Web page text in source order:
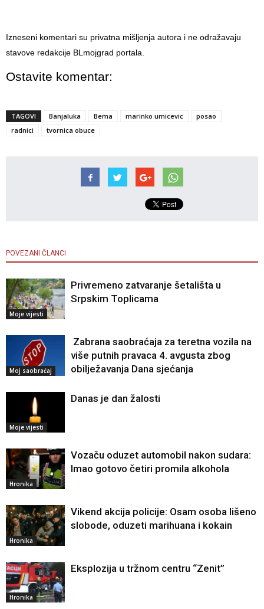
Izneseni komentari su privatna mišljenja autora i ne odražavaju
stavove redakcije BLmojgrad portala.
Ostavite komentar:
TAGOVI Banjaluka Bema marinko umicevic
posao
radnici
tvornica obuce
POVEZANI ČLANCI
Moje vijesti
Privremeno zatvaranje šetališta u
Srpskim Toplicama
Moj saobraćaj
Zabrana saobraćaja za teretna vozila na
više putnih pravaca 4. avgusta zbog
obilježavanja Dana sjećanja
Moje vijesti
Danas je dan žalosti
Hronika
Vozaču oduzet automobil nakon sudara:
Imao gotovo četiri promila alkohola
Hronika
Vikend akcija policije: Osam osoba lišeno
slobode, oduzeti marihuana i kokain
Hronika
Eksplozija u tržnom centru “Zenit”